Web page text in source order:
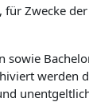
Zwecke
sowie
werden